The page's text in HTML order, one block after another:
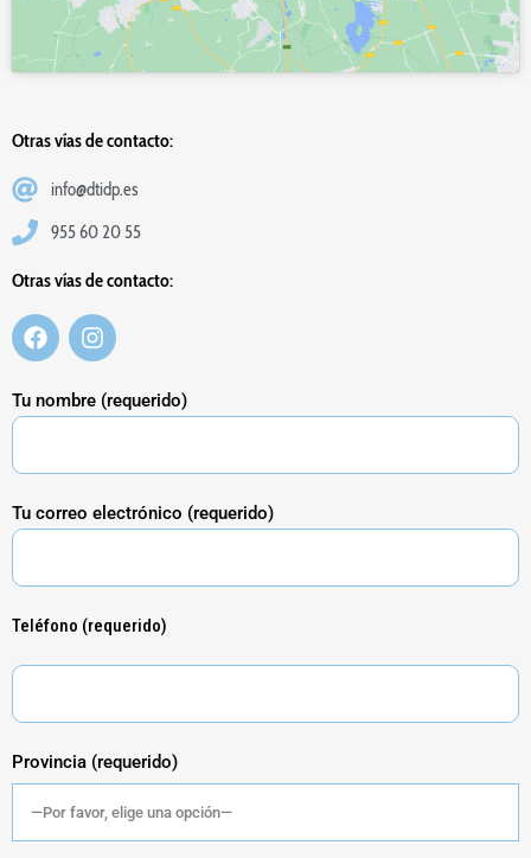
Otras vías de contacto:
info@dtidp.es
955 60 20 55
Otras vías de contacto:
Tu nombre (requerido)
Tu correo electrónico (requerido)
Teléfono (requerido)
Provincia (requerido)